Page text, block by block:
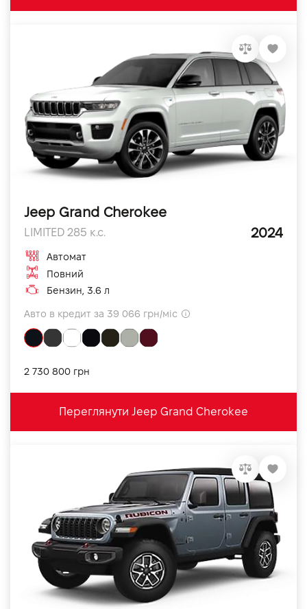
Jeep Grand Cherokee
LIMITED 285 к.с. 2024
Автомат
Повний
Бензин, 3.6 л
Авто в кредит за 39 066 грн/міс
2 730 800 грн
Переглянути Jeep Grand Cherokee